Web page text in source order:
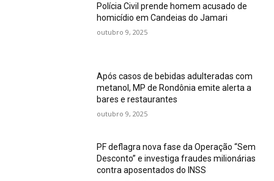
Polícia Civil prende homem acusado de
homicídio em Candeias do Jamari
outubro 9, 2025
Após casos de bebidas adulteradas com
metanol, MP de Rondônia emite alerta a
bares e restaurantes
outubro 9, 2025
PF deflagra nova fase da Operação “Sem
Desconto” e investiga fraudes milionárias
contra aposentados do INSS